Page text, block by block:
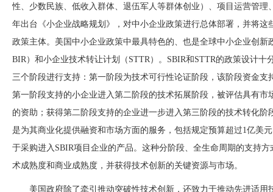
性、少数民族、低收入群体、退伍军人等群体创业）、项目运营管理
年出台《小企业战略规划》，对中小企业政策进行总体部署，并将
政策主体。美国中小企业政策中最具特色的、也是全球中小企业创
BIR）和小企业技术转让计划（STTR）。SBIR和STTR的政策设计
三个阶段进行支持：第一阶段为技术可行性论证阶段，该阶段资金支
第一阶段支持的小企业进入第二阶段的技术拓展阶段，被评估具有市
的资助；获得第二阶段支持的企业进一步进入第三阶段的技术转化
是为其商业化提供融资和市场方面的服务，包括规定预算超过1亿美
于采购进入SBIR项目企业的产品。这种分阶段、全生命周期的支持
术成熟度和商业成熟度，并获得技术创新的关键资源与市场。
美国政府除了牵引推动突破性技术创新，还致力于推动先进适